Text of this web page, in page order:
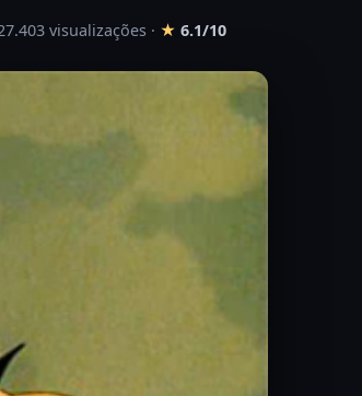
visualizações · ★ 6.1/10